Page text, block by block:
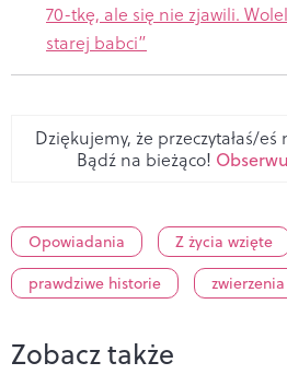
70-tkę, ale się nie zjawili.
starej babci”
Dziękujemy, że przeczytałaś/eś
Bądź na bieżąco!
Opowiadania
Z życia wzięte
prawdziwe historie
zwierzenia
Zobacz także